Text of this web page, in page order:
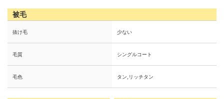
被毛
抜け毛 少ない
毛質 シングルコート
毛色 タン,リッチタン